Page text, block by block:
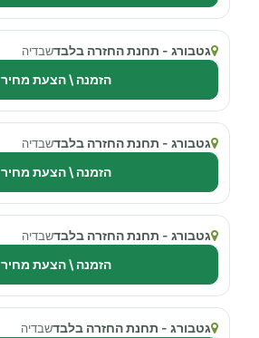
גטבורג - תחנת החזרה בלבדשבדיה
הזמנה \ הצעת מחיר
גטבורג - תחנת החזרה בלבדשבדיה
הזמנה \ הצעת מחיר
גטבורג - תחנת החזרה בלבדשבדיה
הזמנה \ הצעת מחיר
גטבורג - תחנת החזרה בלבדשבדיה